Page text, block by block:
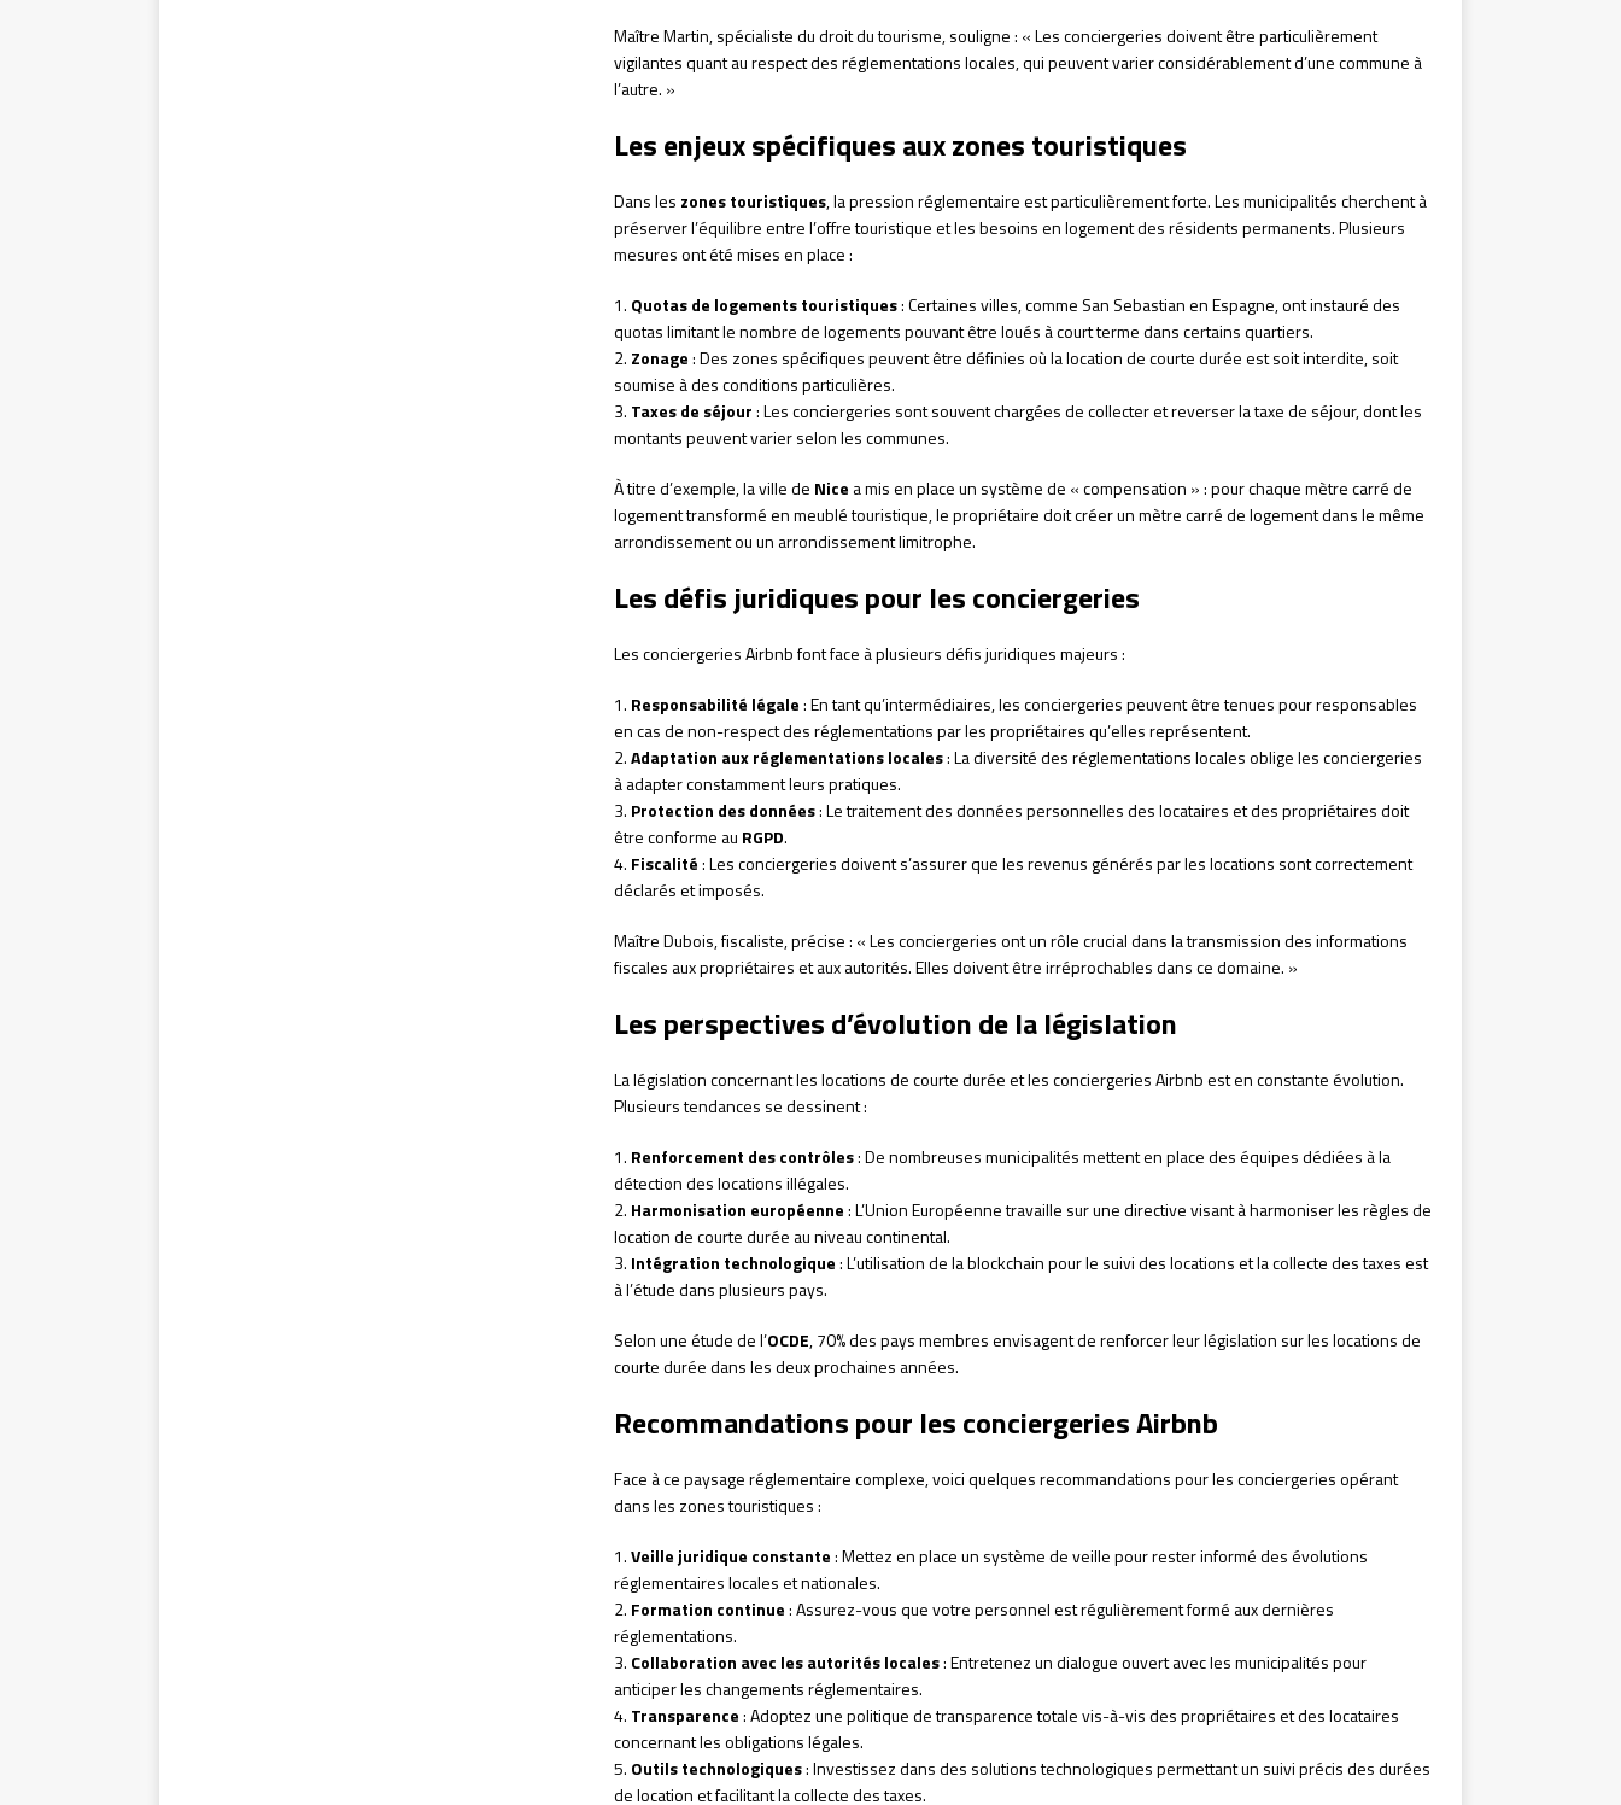
Maître Martin, spécialiste du droit du tourisme, souligne : « Les conciergeries doivent être particulièrement
vigilantes quant au respect des réglementations locales, qui peuvent varier considérablement d’une commune à
l’autre. »
Les enjeux spécifiques aux zones touristiques
Dans les zones touristiques, la pression réglementaire est particulièrement forte. Les municipalités cherchent à
préserver l’équilibre entre l’offre touristique et les besoins en logement des résidents permanents. Plusieurs
mesures ont été mises en place :
1. Quotas de logements touristiques: Certaines villes, comme San Sebastian en Espagne, ont instauré des
quotas limitant le nombre de logements pouvant être loués à court terme dans certains quartiers.
2. Zonage: Des zones spécifiques peuvent être définies où la location de courte durée est soit interdite, soit
soumise à des conditions particulières.
3. Taxes de séjour: Les conciergeries sont souvent chargées de collecter et reverser la taxe de séjour, dont les
montants peuvent varier selon les communes.
À titre d’exemple, la ville de Nice a mis en place un système de « compensation » : pour chaque mètre carré de
logement transformé en meublé touristique, le propriétaire doit créer un mètre carré de logement dans le même
arrondissement ou un arrondissement limitrophe.
Les défis juridiques pour les conciergeries
Les conciergeries Airbnb font face à plusieurs défis juridiques majeurs :
1. Responsabilité légale: En tant qu’intermédiaires, les conciergeries peuvent être tenues pour responsables
en cas de non-respect des réglementations par les propriétaires qu’elles représentent.
2.Adaptation aux réglementations locales: La diversité des réglementations locales oblige les conciergeries
à adapter constamment leurs pratiques.
3. Protection des données: Le traitement des données personnelles des locataires et des propriétaires doit
être conforme au RGPD.
4. Fiscalité: Les conciergeries doivent s’assurer que les revenus générés par les locations sont correctement
déclarés et imposés.
Maître Dubois, fiscaliste, précise : « Les conciergeries ont un rôle crucial dans la transmission des informations
fiscales aux propriétaires et aux autorités. Elles doivent être irréprochables dans ce domaine. »
Les perspectives d’évolution de la législation
La législation concernant les locations de courte durée et les conciergeries Airbnb est en constante évolution.
Plusieurs tendances se dessinent :
1. Renforcement des contrôles: De nombreuses municipalités mettent en place des équipes dédiées à la
détection des locations illégales.
2. Harmonisation européenne: L’Union Européenne travaille sur une directive visant à harmoniser les règles de
location de courte durée au niveau continental.
3. Intégration technologique: L’utilisation de la blockchain pour le suivi des locations et la collecte des taxes est
à l’étude dans plusieurs pays.
Selon une étude de l’OCDE, 70% des pays membres envisagent de renforcer leur législation sur les locations de
courte durée dans les deux prochaines années.
Recommandations pour les conciergeries Airbnb
Face à ce paysage réglementaire complexe, voici quelques recommandations pour les conciergeries opérant
dans les zones touristiques :
1.Veille juridique constante: Mettez en place un système de veille pour rester informé des évolutions
réglementaires locales et nationales.
2. Formation continue: Assurez-vous que votre personnel est régulièrement formé aux dernières
réglementations.
3. Collaboration avec les autorités locales: Entretenez un dialogue ouvert avec les municipalités pour
anticiper les changements réglementaires.
4. Transparence: Adoptez une politique de transparence totale vis-à-vis des propriétaires et des locataires
concernant les obligations légales.
5. Outils technologiques: Investissez dans des solutions technologiques permettant un suivi précis des durées
de location et facilitant la collecte des taxes.